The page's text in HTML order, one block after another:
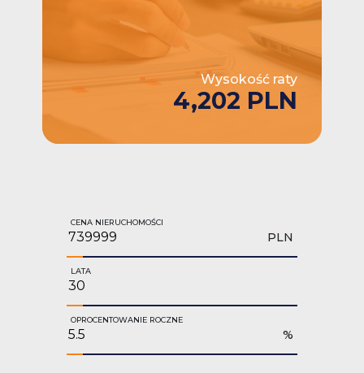
Wysokość raty
4,202 PLN
CENA NIERUCHOMOŚCI
PLN
LATA
OPROCENTOWANIE ROCZNE
%